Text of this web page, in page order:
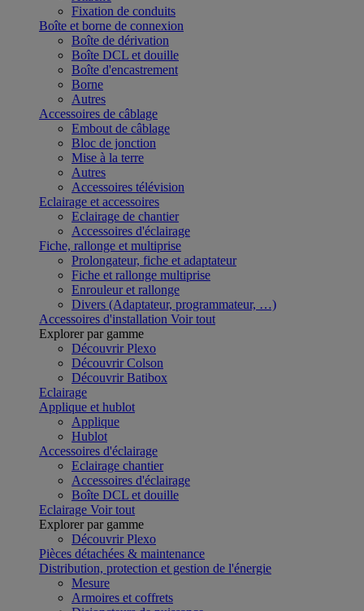
Fixation de conduits
Boîte et borne de connexion
Boîte de dérivation
Boîte DCL et douille
Boîte d'encastrement
Borne
Autres
Accessoires de câblage
Embout de câblage
Bloc de jonction
Mise à la terre
Autres
Accessoires télévision
Eclairage et accessoires
Eclairage de chantier
Accessoires d'éclairage
Fiche, rallonge et multiprise
Prolongateur, fiche et adaptateur
Fiche et rallonge multiprise
Enrouleur et rallonge
Divers (Adaptateur, programmateur, …)
Accessoires d'installation Voir tout
Explorer par gamme
Découvrir Plexo
Découvrir Colson
Découvrir Batibox
Eclairage
Applique et hublot
Applique
Hublot
Accessoires d'éclairage
Eclairage chantier
Accessoires d'éclairage
Boîte DCL et douille
Eclairage Voir tout
Explorer par gamme
Découvrir Plexo
Pièces détachées & maintenance
Distribution, protection et gestion de l'énergie
Mesure
Armoires et coffrets